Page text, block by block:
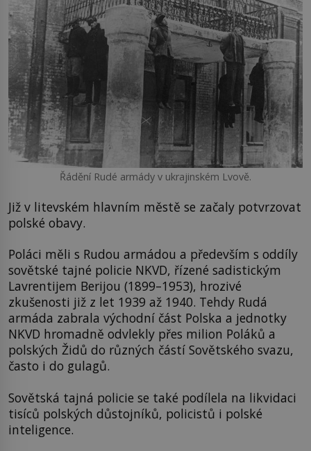
Řádění Rudé armády v ukrajinském Lvově.
Již v litevském hlavním městě se začaly potvrzovat
polské obavy.
Poláci měli s Rudou armádou a především s oddíly
sovětské tajné policie NKVD, řízené sadistickým
Lavrentijem Berijou (1899–1953), hrozivé
zkušenosti již z let 1939 až 1940. Tehdy Rudá
armáda zabrala východní část Polska a jednotky
NKVD hromadně odvlekly přes milion Poláků a
polských Židů do různých částí Sovětského svazu,
často i do gulagů.
Sovětská tajná policie se také podílela na likvidaci
tisíců polských důstojníků, policistů i polské
inteligence.